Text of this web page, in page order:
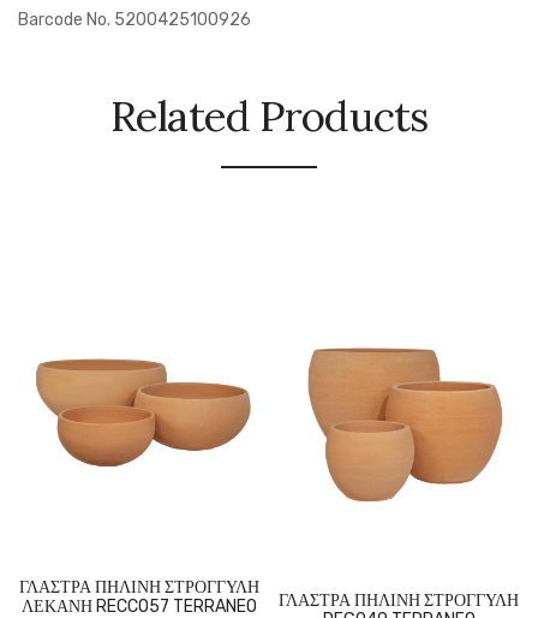
Barcode No. 5200425100926
Related Products
ΓΛΑΣΤΡΑ ΠΗΛΙΝΗ ΣΤΡΟΓΓΥΛΗ
ΛΕΚΑΝΗ RECCO57 TERRANEO
ΓΛΑΣΤΡΑ ΠΗΛΙΝΗ ΣΤΡΟΓΓΥΛΗ